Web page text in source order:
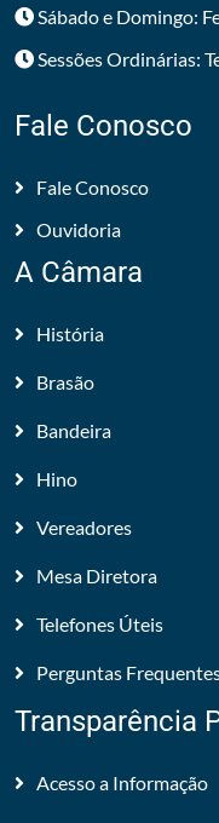
Sábado e Domingo:
Sessões Ordinárias:
Fale Conosco
Fale Conosco
Ouvidoria
A Câmara
História
Brasão
Bandeira
Hino
Vereadores
Mesa Diretora
Telefones Úteis
Perguntas
Transparência
Acesso a Informação